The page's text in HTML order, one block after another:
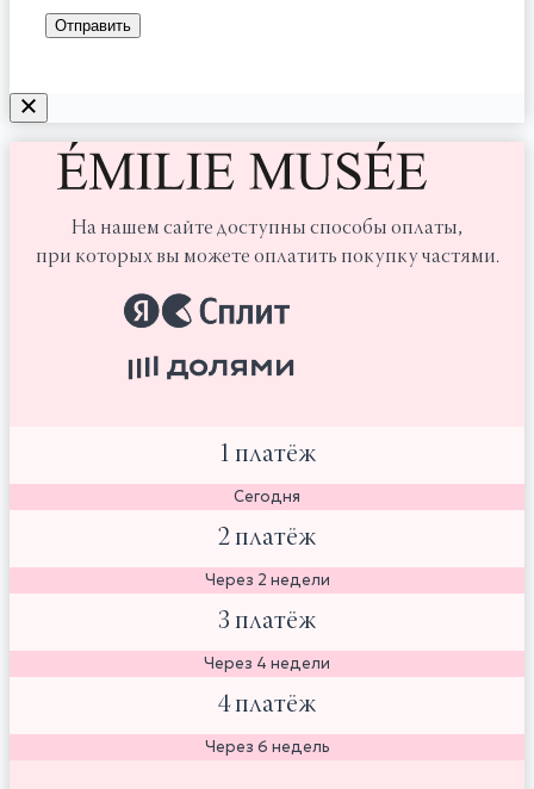
На нашем сайте доступны способы оплаты,
при которых вы можете оплатить покупку частями.
1 платёж
Сегодня
2 платёж
Через 2 недели
3 платёж
Через 4 недели
4 платёж
Через 6 недель